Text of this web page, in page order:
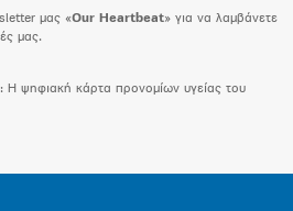
μας «Our Heartbeat» για να λαμβάνετε
μας.
H ψηφιακή κάρτα προνομίων υγείας του